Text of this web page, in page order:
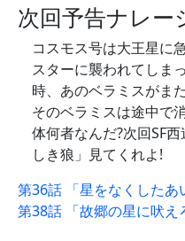
次回予告ナレー
コスモス号は大王星に
スターに襲われてしま
時、あのベラミスがま
そのベラミスは途中で
体何者なんだ?次回SF
しき狼」見てくれよ!
第36話 「星をなくしたあ
第38話 「故郷の星に吠え